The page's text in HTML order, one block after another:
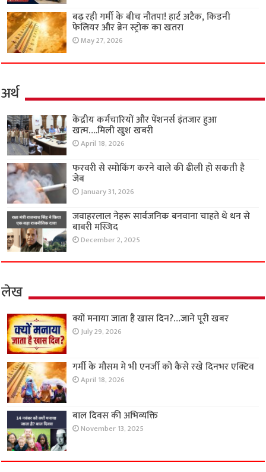
बढ़ रही गर्मी के बीच नौतपा! हार्ट अटैक, किडनी
फेलियर और ब्रेन स्ट्रोक का खतरा
May 27, 2026
अर्थ
केंद्रीय कर्मचारियों और पेंशनर्स इंतजार हुआ
खत्म….मिली खुश खबरी
April 18, 2026
फरवरी से स्मोकिंग करने वाले की ढीली हो सकती है
जेब
January 31, 2026
जवाहरलाल नेहरू सार्वजनिक बनवाना चाहते थे धन से
बाबरी मस्जिद
December 2, 2025
लेख
क्यों मनाया जाता है खास दिन?…जाने पूरी खबर
July 29, 2026
गर्मी के मौसम मे भी एनर्जी को कैसे रखे दिनभर एक्टिव
April 18, 2026
बाल दिवस की अभिव्यक्ति
November 13, 2025